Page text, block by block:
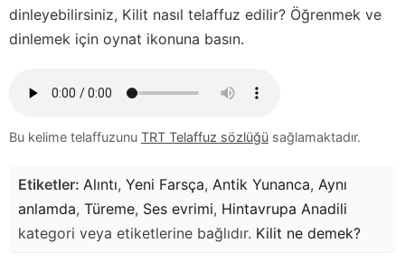
dinleyebilirsiniz, Kilit nasıl telaffuz edilir? Öğrenmek ve
dinlemek için oynat ikonuna basın.
Bu kelime telaffuzunu TRT Telaffuz sözlüğü sağlamaktadır.
Etiketler: Alıntı, Yeni Farsça, Antik Yunanca, Aynı
anlamda, Türeme, Ses evrimi, Hintavrupa Anadili
kategori veya etiketlerine bağlıdır. Kilit ne demek?